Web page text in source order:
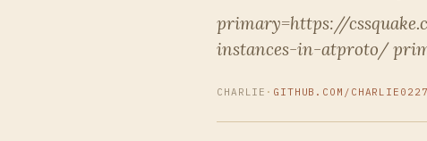
primary=https://
instances-in-atproto/
CHARLIE · GITHUB.COM/CHARLIE0227